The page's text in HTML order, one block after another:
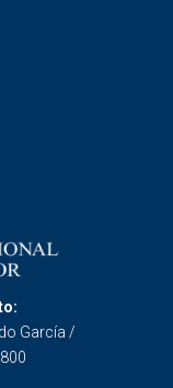
García /